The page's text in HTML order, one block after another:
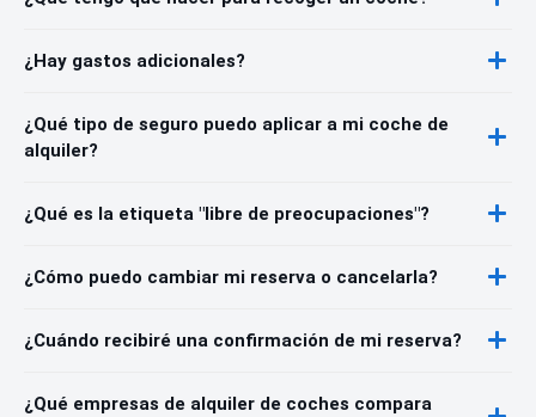
¿Hay gastos adicionales?
¿Qué tipo de seguro puedo aplicar a mi coche de
alquiler?
¿Qué es la etiqueta "libre de preocupaciones"?
¿Cómo puedo cambiar mi reserva o cancelarla?
¿Cuándo recibiré una confirmación de mi reserva?
¿Qué empresas de alquiler de coches compara